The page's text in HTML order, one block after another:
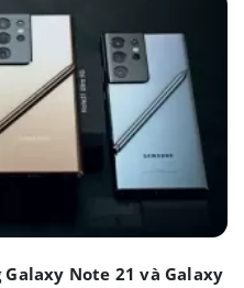
Note 21 và Galaxy